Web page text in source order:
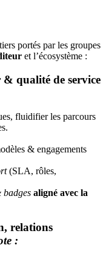
portés par les groupes
et l’écosystème :
& qualité de service
fluidifier les parcours
& engagements
(SLA, rôles,
badges aligné avec la
relations
: